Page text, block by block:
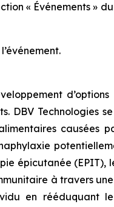
« Événements »
DBV Technologies
causées
épicutanée (EPIT),
à travers
en rééduquant